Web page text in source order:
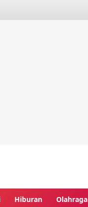
Hiburan Olahraga